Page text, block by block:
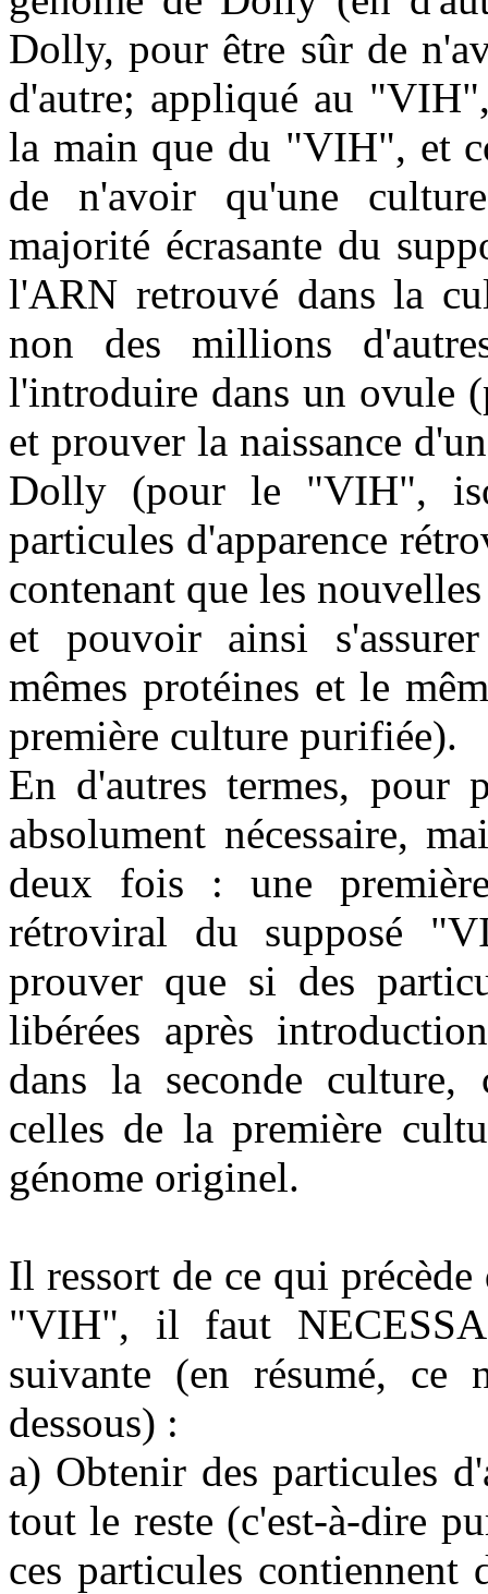
Dolly, pour être sûr de
d'autre; appliqué au
la main que du "VIH", et
de n'avoir qu'une
majorité écrasante du
l'ARN retrouvé dans la
non des millions
l'introduire dans un ovule
et prouver la naissance
Dolly (pour le "VIH",
particules d'apparence
contenant que les
et pouvoir ainsi
mêmes protéines et le
première culture purifiée).
En d'autres termes,
absolument nécessaire,
deux fois : une
rétroviral du supposé
prouver que si des
libérées après
dans la seconde
celles de la première
génome originel.
Il ressort de ce qui
"VIH", il faut
suivante (en résumé, ce
dessous) :
a) Obtenir des particules
tout le reste (c'est-à-dire
ces particules contiennent